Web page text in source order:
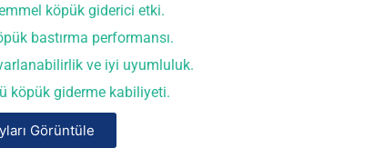
köpük giderici etki.
bastırma performansı.
ve iyi uyumluluk.
köpük giderme kabiliyeti.
Görüntüle